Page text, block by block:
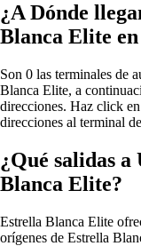
¿A Dónde
Blanca Elite
Son 0 las terminales de
Blanca Elite, a
direcciones. Haz click
direcciones al terminal
¿Qué salidas
Blanca Elite?
Estrella Blanca Elite
orígenes de Estrella